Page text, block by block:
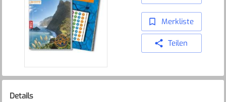
Merkliste
Teilen
Details